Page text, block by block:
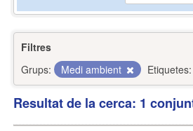
Filtres
Grups:
Medi ambient Etiquetes:
Resultat de la cerca: 1